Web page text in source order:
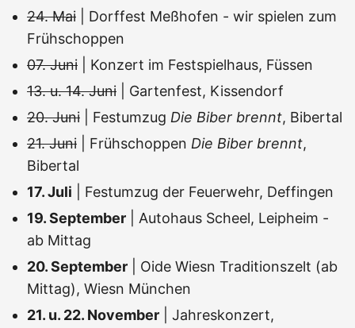
24. Mai | Dorffest Meßhofen - wir spielen zum
Frühschoppen
07. Juni | Konzert im Festspielhaus, Füssen
13. u. 14. Juni | Gartenfest, Kissendorf
20. Juni | Festumzug Die Biber brennt, Bibertal
21. Juni | Frühschoppen Die Biber brennt,
Bibertal
17. Juli | Festumzug der Feuerwehr, Deffingen
19. September | Autohaus Scheel, Leipheim -
ab Mittag
20. September | Oide Wiesn Traditionszelt (ab
Mittag), Wiesn München
21. u. 22. November | Jahreskonzert,